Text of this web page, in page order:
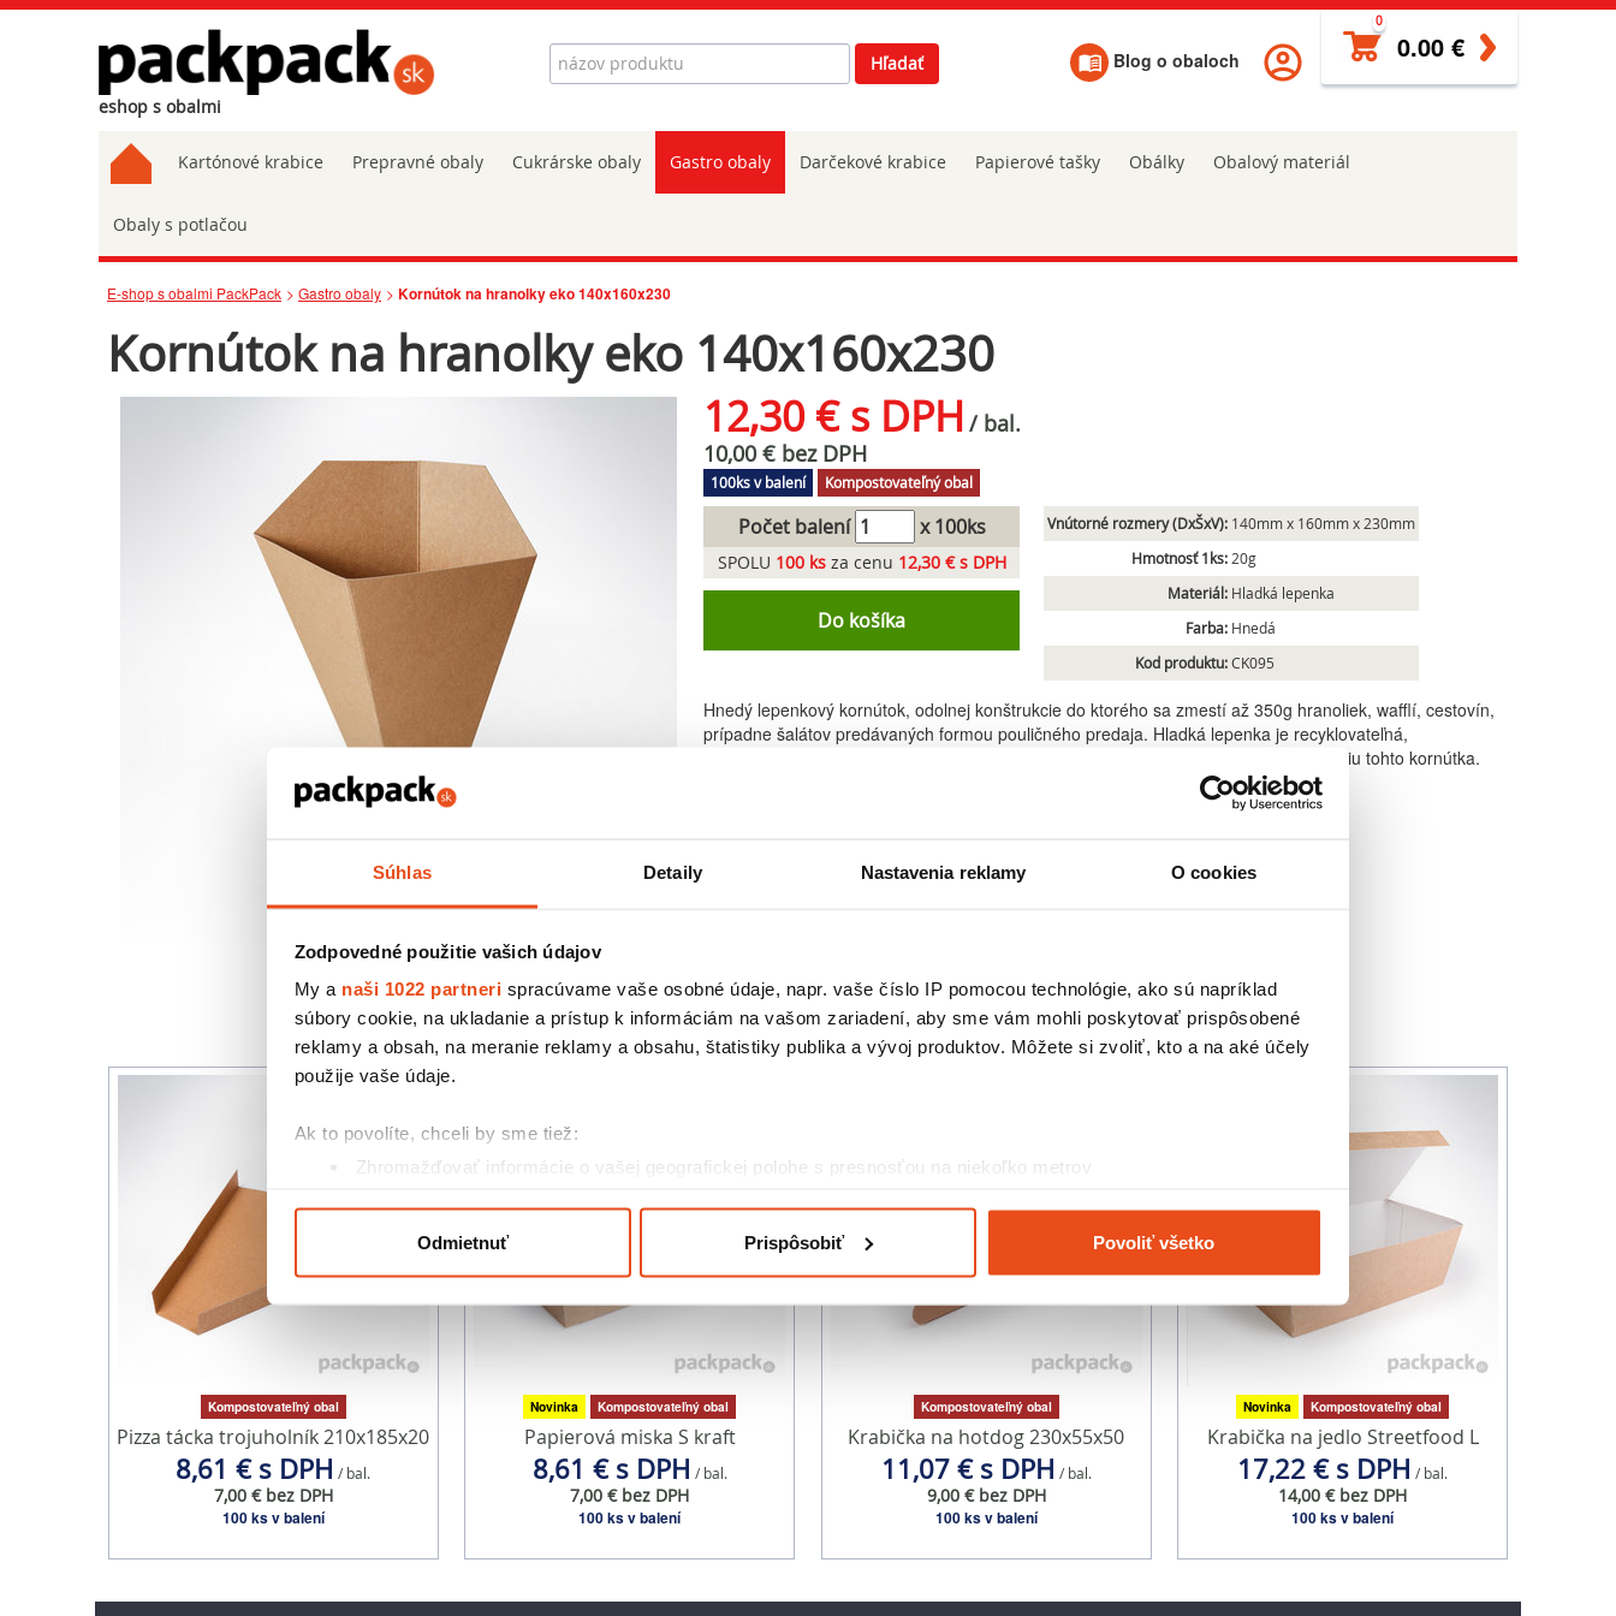
Súhlas Detaily Nastavenia reklamy O cookies
Zodpovedné použitie vašich údajov
My a naši 1022 partneri spracúvame vaše osobné údaje, napr. vaše číslo IP pomocou technológie, ako sú napríklad
súbory cookie, na ukladanie a prístup k informáciám na vašom zariadení, aby sme vám mohli poskytovať prispôsobené
reklamy a obsah, na meranie reklamy a obsahu, štatistiky publika a vývoj produktov. Môžete si zvoliť, kto a na aké účely
použije vaše údaje.
Ak to povolíte, chceli by sme tiež:
Zhromažďovať informácie o vašej geografickej polohe s presnosťou na niekoľko metrov
kedykoľvek zmeniť alebo odvolať cez Vyhlásenie o používaní súborov cookie.
Na prispôsobenie obsahu a reklám, poskytovanie funkcií sociálnych médií a analýzu návštevnosti používame súbory
médií, inzercie a analýzy. Títo partneri môžu príslušné informácie skombinovať s ďalšími údajmi, ktoré ste im poskytli
alebo ktoré od vás získali, keď ste používali ich služby.
Odmietnuť Prispôsobiť Povoliť všetko
eshop s obalmi
Hľadať Hľadať Blog o obaloch
0
0.00 €
Kartónové krabice Prepravné obaly Cukrárske obaly Gastro obaly Darčekové krabice Papierové tašky Obálky Obalový materiál
Obaly s potlačou
E-shop s obalmi PackPack Gastro obaly Kornútok na hranolky eko 140x160x230
Kornútok na hranolky eko 140x160x230
12,30 € s DPH / bal.
10,00 € bez DPH
100ks v balení Kompostovateľný obal
Počet balení x 100ks
SPOLU 100ksza cenu 12,30 € s DPH
Do košíka
Vnútorné rozmery (DxŠxV): 140mm x 160mm x 230mm
Hmotnosť 1ks: 20g
Materiál: Hladká lepenka
Farba: Hnedá
Kod produktu: CK095
Hnedý lepenkový kornútok, odolnej konštrukcie do ktorého sa zmestí až 350g hranoliek, wafflí, cestovín,
prípadne šalátov predávaných formou pouličného predaja. Hladká lepenka je recyklovateľná,
kompostovateľná a znesie studené aj horúce pokrmy. K dispozícii máme aj bielu verziu tohto kornútka.
Podobné produkty
Kompostovateľný obal
Pizza tácka trojuholník 210x185x20
8,61 € s DPH / bal.
7,00 € bez DPH
100 ks v balení
Novinka Kompostovateľný obal
Papierová miska S kraft
8,61 € s DPH / bal.
7,00 € bez DPH
100 ks v balení
Kompostovateľný obal
Krabička na hotdog 230x55x50
11,07 € s DPH / bal.
9,00 € bez DPH
100 ks v balení
Novinka Kompostovateľný obal
Krabička na jedlo Streetfood L
17,22 € s DPH / bal.
14,00 € bez DPH
100 ks v balení